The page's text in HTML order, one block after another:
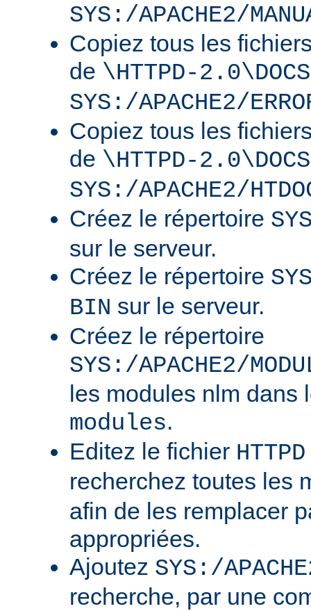
SYS:/APACHE2/
Copiez tous les
de \HTTPD-
SYS:/APACHE2/
Copiez tous les
de \HTTPD-
SYS:/APACHE2/
Créez le répertoire
sur le serveur.
Créez le répertoire
BIN sur le serveur.
Créez le répertoire
SYS:/APACHE2/
les modules nlm dans
modules.
Editez le fichier
recherchez toutes les
afin de les remplacer
appropriées.
Ajoutez SYS:/
recherche, par une